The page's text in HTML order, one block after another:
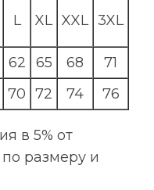
L XL XXL 3XL
62 65 68
71
70 72 74 76
в 5% от
размеру и